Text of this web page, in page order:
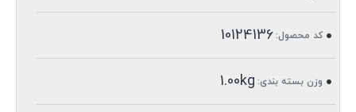
کد محصول: 10124136
وزن بسته بندی: 1.00kg